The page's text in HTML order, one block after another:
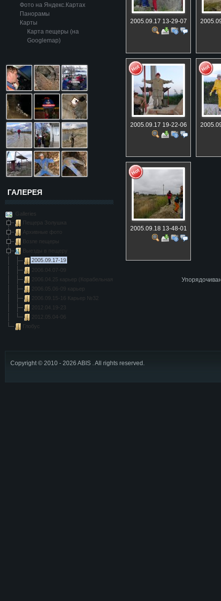
Фото на Яндекс.Картах
Панорамы
Карты
Карта пещеры (на
Googlemap)
ГАЛЕРЕЯ
Galleries
Пещера Золушка
Архивные фото
Возле пещеры
Выезды в пещеру
2005.09.17-19
2006.04.07-09
2006.04.25 карьер (Корабельная, Орлиная)
2006.05.06-09 карьер
2006.09.15-16 Карьер №32
2012.04.19-23
2012.05.04-06
Глобус
2005.09.17 13-29-07
2005.09.17 19-22-06
2005.09.18 13-48-01
Copyright © 2010 - 2026 ABIS . All rights reserved.